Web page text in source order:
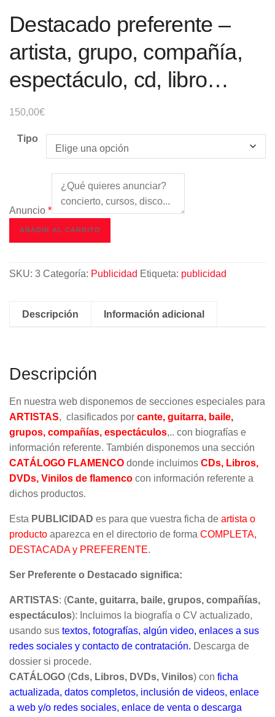
Destacado preferente –
artista, grupo, compañía,
espectáculo, cd, libro…
150,00€
Tipo
Anuncio *
Destacado
preferente
artista,
espectáculo,
AÑADIR AL CARRITO
SKU: 3 Categoría: Publicidad Etiqueta: publicidad
Descripción Información adicional
Descripción
En nuestra web disponemos de secciones especiales para
ARTISTAS, clasificados por cante, guitarra, baile,
grupos, compañías, espectáculos,.. con biografías e
información referente. También disponemos una sección
CATÁLOGO FLAMENCO donde incluimos CDs, Libros,
DVDs, Vinilos de flamenco con información referente a
dichos productos.
Esta PUBLICIDAD es para que vuestra ficha de artista o
producto aparezca en el directorio de forma COMPLETA,
DESTACADA y PREFERENTE.
Ser Preferente o Destacado significa:
ARTISTAS: (Cante, guitarra, baile, grupos, compañías,
espectáculos): Incluimos la biografía o CV actualizado,
usando sus textos, fotografías, algún video, enlaces a sus
redes sociales y contacto de contratación. Descarga de
dossier si procede.
CATÁLOGO (Cds, Libros, DVDs, Vinilos) con ficha
actualizada, datos completos, inclusión de videos, enlace
a web y/o redes sociales, enlace de venta o descarga